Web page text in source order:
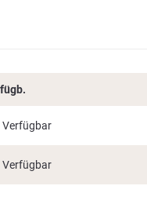
Verfügbar
Verfügbar